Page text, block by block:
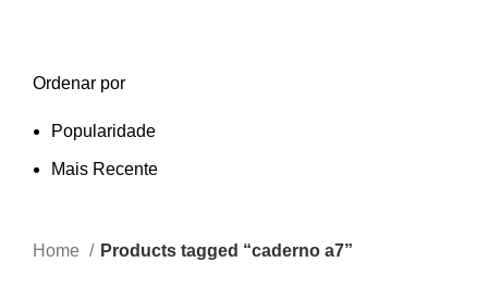
Ordenar por
Popularidade
Mais Recente
Home Products tagged “caderno a7”